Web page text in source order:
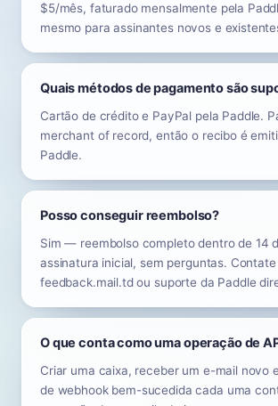
$5/mês, faturado mensalmente pela
mesmo para assinantes novos e
Quais métodos de pagamento são
Cartão de crédito e PayPal pela Paddle.
merchant of record, então o recibo é
Paddle.
Posso conseguir reembolso?
Sim — reembolso completo dentro de 14
assinatura inicial, sem perguntas. Contate
feedback.mail.td ou suporte da Paddle
O que conta como uma operação de
Criar uma caixa, receber um e-mail novo
de webhook bem-sucedida cada uma